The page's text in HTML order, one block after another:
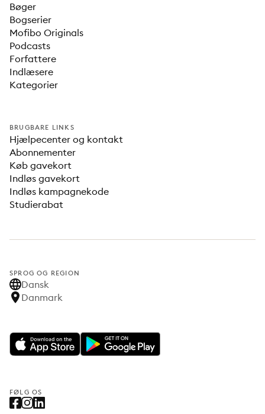
Bøger
Bogserier
Mofibo Originals
Podcasts
Forfattere
Indlæsere
Kategorier
BRUGBARE LINKS
Hjælpecenter og kontakt
Abonnementer
Køb gavekort
Indløs gavekort
Indløs kampagnekode
Studierabat
SPROG OG REGION
Dansk
Danmark
FØLG OS